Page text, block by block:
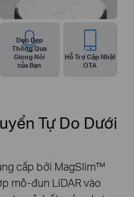
Dọn Dẹp
Thông Qua
Giọng Nói
của Bạn
Hỗ Trợ Cập Nhật
OTA
Tự Do Dưới
cấp bởi MagSlim™
mô-đun LiDAR vào